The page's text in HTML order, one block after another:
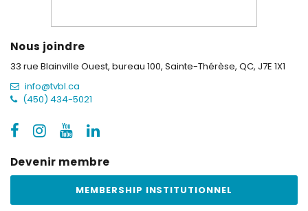
Nous joindre
33 rue Blainville Ouest, bureau 100, Sainte-Thérèse, QC, J7E 1X1
info@tvbl.ca
(450) 434-5021
Devenir membre
MEMBERSHIP INSTITUTIONNEL